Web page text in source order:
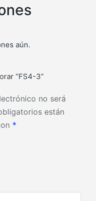
aún.
“FS4-3”
no será
están
*